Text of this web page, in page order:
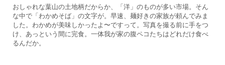
おしゃれな葉山の土地柄だからか、「洋」のものが多い市場。そん
な中で「わかめそば」の文字が。早速、麺好きの家族が頼んでみま
した。わかめが美味しかったよ〜ですって。写真を撮る前に手をつ
け、あっという間に完食。一体我が家の腹ペコたちはどれだけ食べ
るんだか。